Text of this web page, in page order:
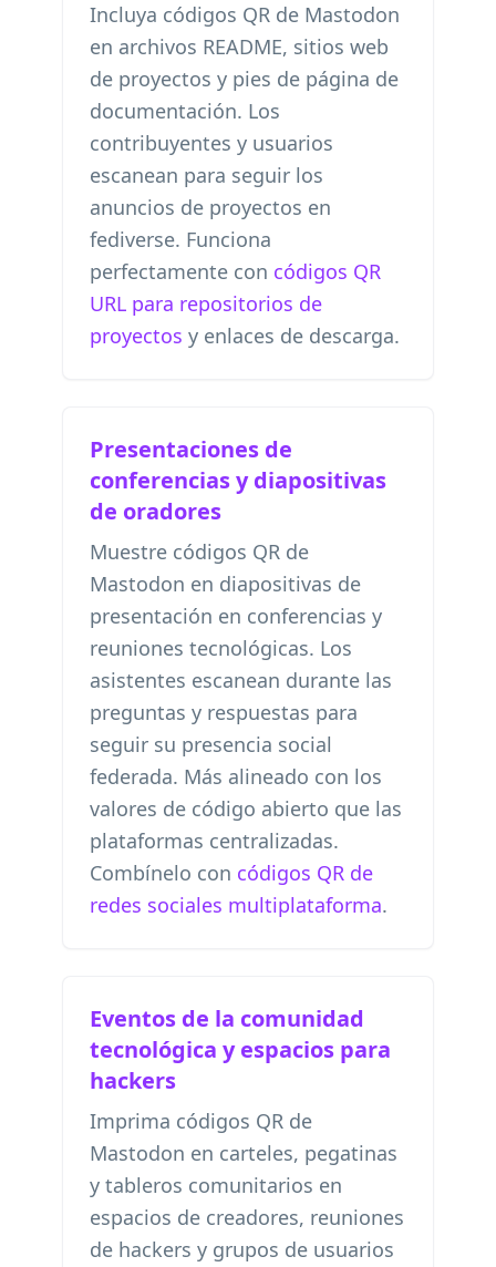
Incluya códigos QR de Mastodon
en archivos README, sitios web
de proyectos y pies de página de
documentación. Los
contribuyentes y usuarios
escanean para seguir los
anuncios de proyectos en
fediverse. Funciona
perfectamente con códigos QR
URL para repositorios de
proyectos y enlaces de descarga.
Presentaciones de
conferencias y diapositivas
de oradores
Muestre códigos QR de
Mastodon en diapositivas de
presentación en conferencias y
reuniones tecnológicas. Los
asistentes escanean durante las
preguntas y respuestas para
seguir su presencia social
federada. Más alineado con los
valores de código abierto que las
plataformas centralizadas.
Combínelo con códigos QR de
redes sociales multiplataforma.
Eventos de la comunidad
tecnológica y espacios para
hackers
Imprima códigos QR de
Mastodon en carteles, pegatinas
y tableros comunitarios en
espacios de creadores, reuniones
de hackers y grupos de usuarios